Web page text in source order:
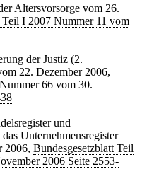
Altersvorsorge vom 26.
Teil I 2007 Nummer 11 vom
der Justiz (2.
22. Dezember 2006,
66 vom 30.
und
Unternehmensregister
2006, Bundesgesetzblatt Teil
2006 Seite 2553-